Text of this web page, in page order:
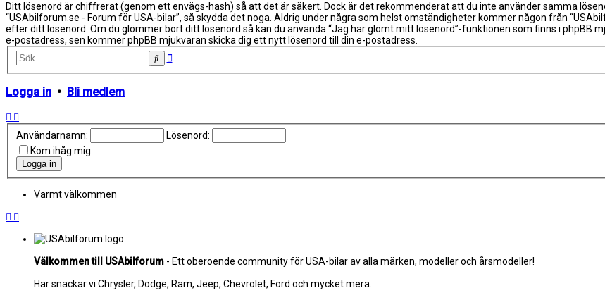
Ditt lösenord är chiffrerat (genom ett envägs-hash) så att det är säkert. Dock är det rekommenderat att du inte använder samma
“USAbilforum.se - Forum för USA-bilar”, så skydda det noga. Aldrig under några som helst omständigheter kommer någon från
efter ditt lösenord. Om du glömmer bort ditt lösenord så kan du använda “Jag har glömt mitt lösenord”-funktionen som finns i phpBB
e-postadress, sen kommer phpBB mjukvaran skicka dig ett nytt lösenord till din e-postadress.
SökAvancerad
Logga in • Bli medlem
Användarnamn:
Lösenord:
Kom ihåg mig
Varmt välkommen
Välkommen till USAbilforum - Ett oberoende community för USA-bilar av alla märken, modeller och årsmodeller!
Här snackar vi Chrysler, Dodge, Ram, Jeep, Chevrolet, Ford och mycket mera.